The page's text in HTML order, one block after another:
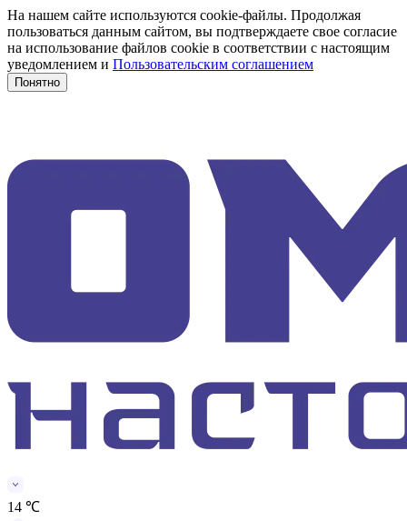
На нашем сайте используются cookie-файлы. Продолжая
пользоваться данным сайтом, вы подтверждаете свое согласие
на использование файлов cookie в соответствии с настоящим
уведомлением и Пользовательским соглашением
Понятно
14 ℃